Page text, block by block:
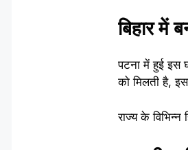
बिहार में
पटना में हुई इस
को मिलती है,
राज्य के